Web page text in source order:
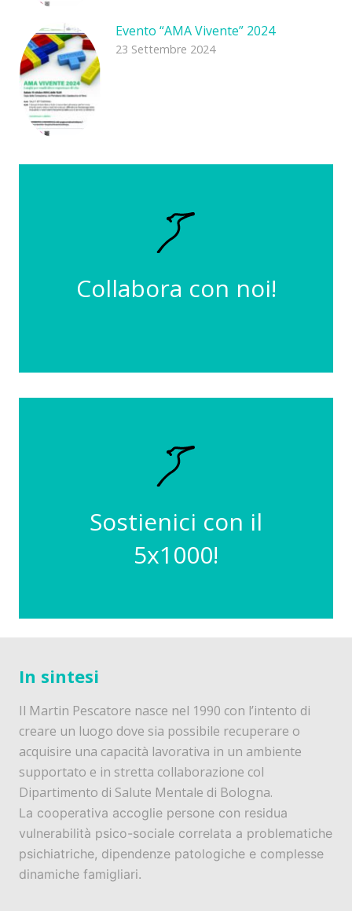
Evento “AMA Vivente” 2024
23 Settembre 2024
Collabora con noi!
Sostienici con il
5x1000!
Non costa nulla, ma
vale tanto!
Il nostro codice fiscale è
04013640372
In sintesi
Il Martin Pescatore nasce nel 1990 con l’intento di
creare un luogo dove sia possibile recuperare o
acquisire una capacità lavorativa in un ambiente
supportato e in stretta collaborazione col
Dipartimento di Salute Mentale di Bologna.
La cooperativa accoglie persone con residua
vulnerabilità psico-sociale correlata a problematiche
psichiatriche, dipendenze patologiche e complesse
dinamiche famigliari.